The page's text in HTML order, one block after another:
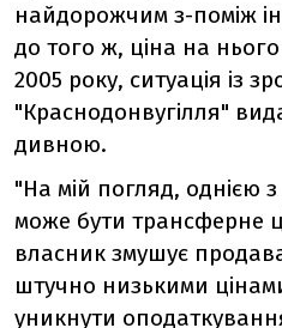
найдорожчим з-поміж
до того ж, ціна на
2005 року, ситуація із
"Краснодонвугілля"
дивною.
"На мій погляд, однією
може бути трансферне
власник змушує
штучно низькими
уникнути